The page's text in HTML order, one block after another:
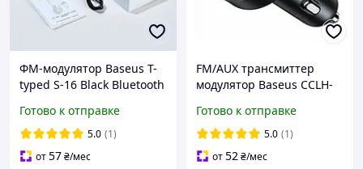
ФМ-модулятор Baseus T-
typed S-16 Black Bluetooth
E01/CCMT000201)
Готово к отправке
5.0 (1)
от57₴/мес
FM/AUX трансмиттер
модулятор Baseus CCLH-
(CCLH-01)
Готово к отправке
5.0 (1)
от52₴/мес